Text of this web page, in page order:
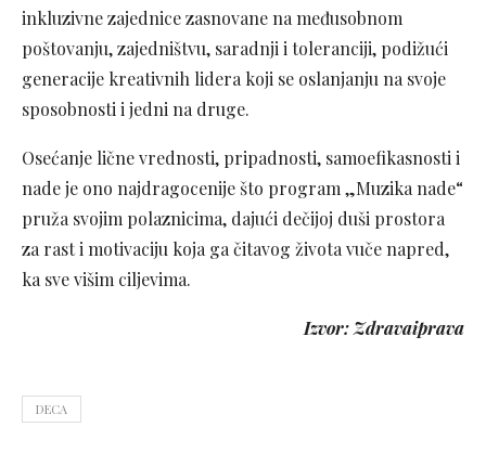
inkluzivne zajednice zasnovane na međusobnom
poštovanju, zajedništvu, saradnji i toleranciji, podižući
generacije kreativnih lidera koji se oslanjanju na svoje
sposobnosti i jedni na druge.
Osećanje lične vrednosti, pripadnosti, samoefikasnosti i
nade je ono najdragocenije što program „Muzika nade“
pruža svojim polaznicima, dajući dečijoj duši prostora
za rast i motivaciju koja ga čitavog života vuče napred,
ka sve višim ciljevima.
Izvor: Zdravaiprava
DECA